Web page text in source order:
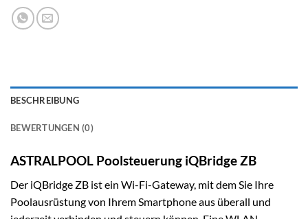
BESCHREIBUNG
BEWERTUNGEN (0)
ASTRALPOOL Poolsteuerung iQBridge ZB
Der iQBridge ZB ist ein Wi-Fi-Gateway, mit dem Sie Ihre
Poolausrüstung von Ihrem Smartphone aus überall und